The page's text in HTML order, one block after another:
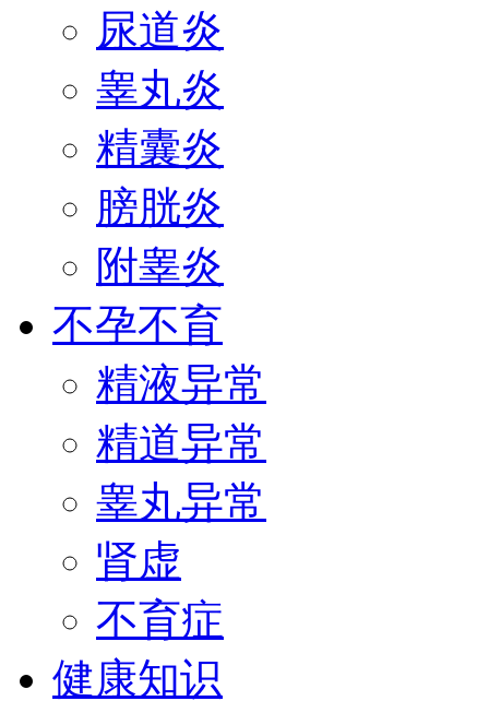
尿道炎
睾丸炎
精囊炎
膀胱炎
附睾炎
不孕不育
精液异常
精道异常
睾丸异常
肾虚
不育症
健康知识